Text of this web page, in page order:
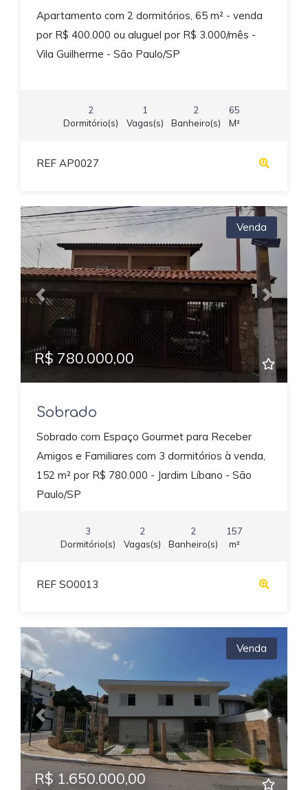
Apartamento com 2 dormitórios, 65 m² - venda
por R$ 400.000 ou aluguel por R$ 3.000/mês -
Vila Guilherme - São Paulo/SP
2
Dormitório(s)
1
Vagas(s)
2
Banheiro(s)
65
M²
REF AP0027
Previous Next
Venda
R$ 780.000,00
Sobrado
Sobrado com Espaço Gourmet para Receber
Amigos e Familiares com 3 dormitórios à venda,
152 m² por R$ 780.000 - Jardim Líbano - São
Paulo/SP
3
Dormitório(s)
2
Vagas(s)
2
Banheiro(s)
157
m²
REF SO0013
Previous Next
Venda
R$ 1.650.000,00